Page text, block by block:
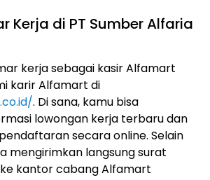
Kerja di PT Sumber Alfaria
kerja sebagai kasir Alfamart
karir Alfamart di
. Di sana, kamu bisa
lowongan kerja terbaru dan
secara online. Selain
mengirimkan langsung surat
kantor cabang Alfamart